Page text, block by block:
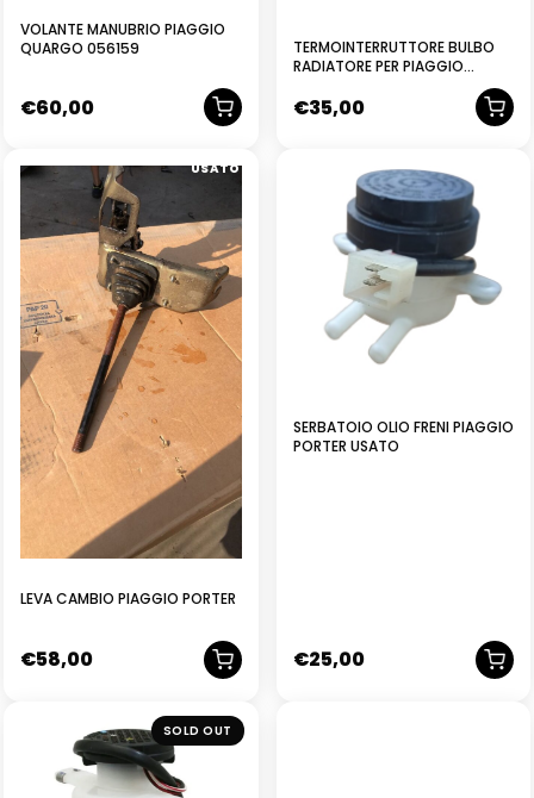
VOLANTE MANUBRIO PIAGGIO
QUARGO 056159
€60,00
TERMOINTERRUTTORE BULBO
RADIATORE PER PIAGGIO
PORTER DIESEL/BENZINA 1992–
2009 R.O. 8343087Z03000
€35,00
USATO
LEVA CAMBIO PIAGGIO PORTER
€58,00
SERBATOIO OLIO FRENI PIAGGIO
PORTER USATO
€25,00
NUOVO
SOLD OUT